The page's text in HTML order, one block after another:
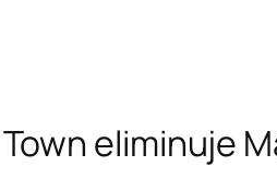
eliminuje